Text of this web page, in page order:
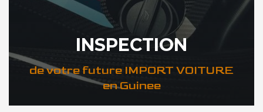
INSPECTION
de votre future IMPORT VOITURE
en Guinee